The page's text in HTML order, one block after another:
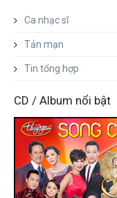
Ca nhạc sĩ
Tản mạn
Tin tổng hợp
CD / Album nổi bật